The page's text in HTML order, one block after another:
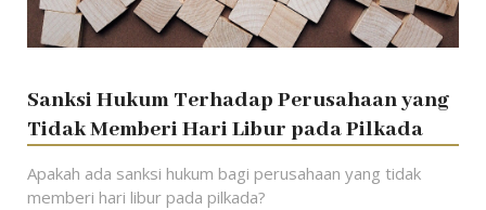
Sanksi Hukum Terhadap Perusahaan yang
Tidak Memberi Hari Libur pada Pilkada
Apakah ada sanksi hukum bagi perusahaan yang tidak
memberi hari libur pada pilkada?